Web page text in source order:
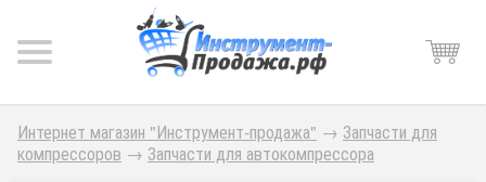
Интернет магазин "Инструмент-продажа" → Запчасти для
компрессоров → Запчасти для автокомпрессора